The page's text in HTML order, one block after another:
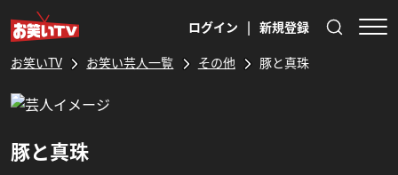
ログイン | 新規登録
お笑いTV お笑い芸人一覧 その他 豚と真珠
豚と真珠